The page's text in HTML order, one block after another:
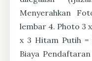
Menyerahkan
lembar 4. Photo 3
x 3 Hitam Putih =
Biaya